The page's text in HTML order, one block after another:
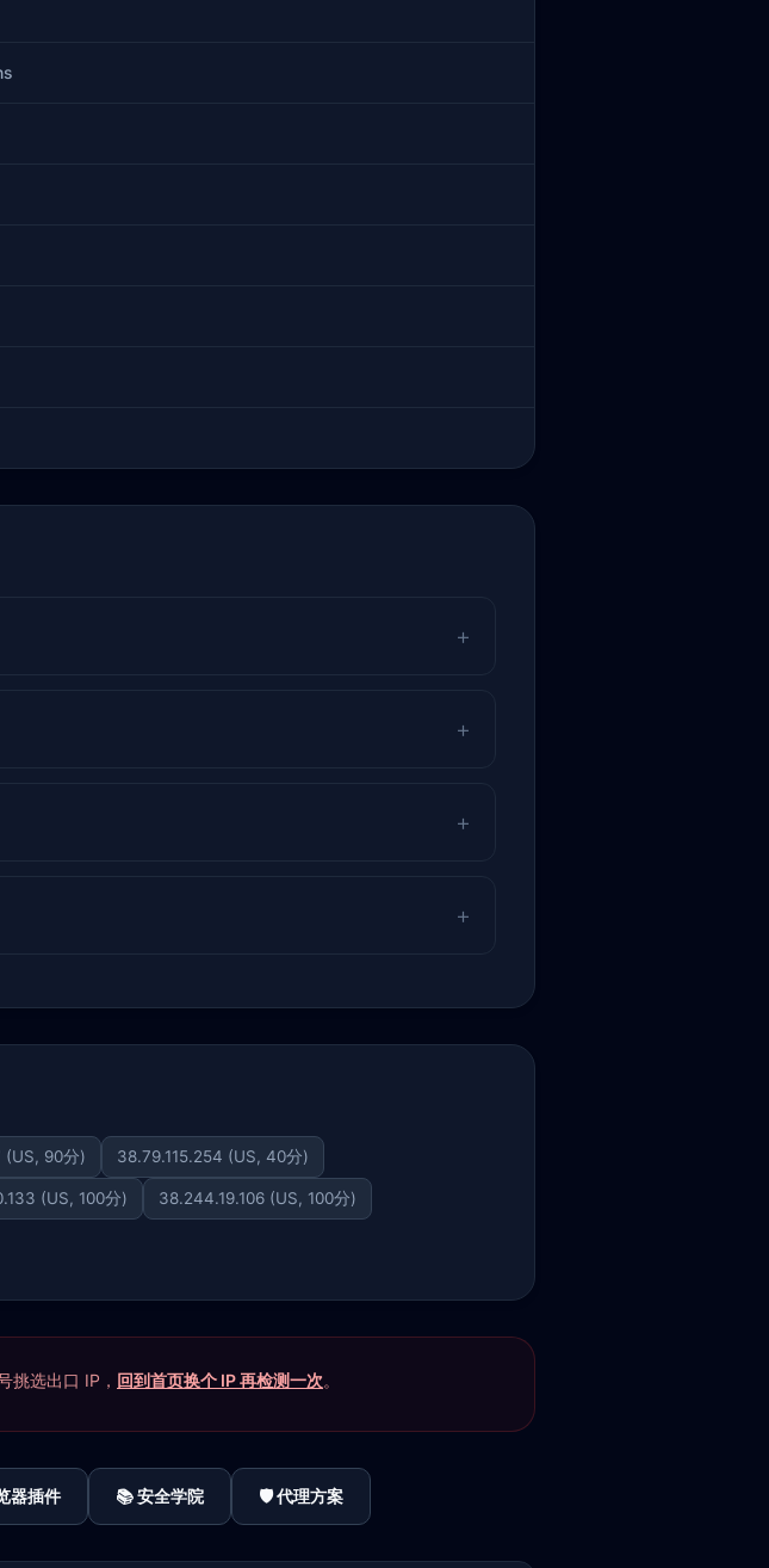
(US, 90分) 38.79.115.254 (US, 40分)
(US, 100分) 38.244.19.106 (US, 100分)
挑选出口 IP， 回到首页换个 IP 再检测一次。
器插件 📚 安全学院 🛡️ 代理方案